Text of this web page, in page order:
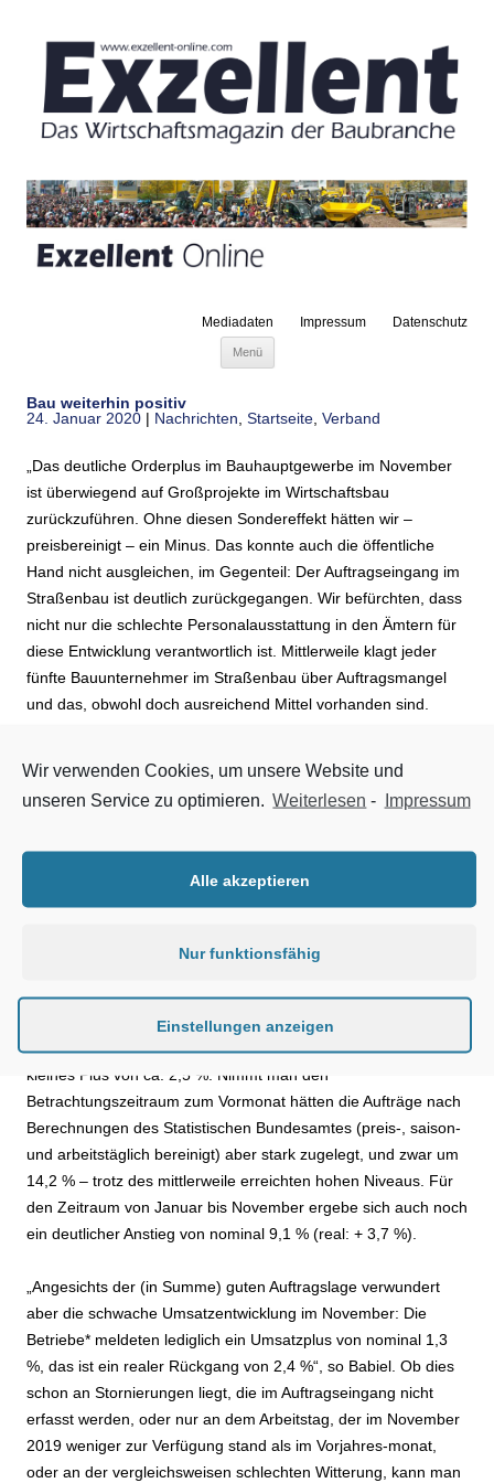
Mediadaten Impressum Datenschutz
Menü
Bau weiterhin positiv
24. Januar 2020 | Nachrichten Startseite Verband
„Das deutliche Orderplus im Bauhauptgewerbe im November
ist überwiegend auf Großprojekte im Wirtschaftsbau
zurückzuführen. Ohne diesen Sondereffekt hätten wir –
preisbereinigt – ein Minus. Das konnte auch die öffentliche
Hand nicht ausgleichen, im Gegenteil: Der Auftragseingang im
Straßenbau ist deutlich zurückgegangen. Wir befürchten, dass
nicht nur die schlechte Personalausstattung in den Ämtern für
diese Entwicklung verantwortlich ist. Mittlerweile klagt jeder
fünfte Bauunternehmer im Straßenbau über Auftragsmangel
und das, obwohl doch ausreichend Mittel vorhanden sind.
nicht haltbar.“ Mit diesen Worten kommentierte der
Hauptgeschäftsführer des Hauptverbandes der Deutschen
hätten ein Orderplus von nominal 10,3 % (real: + 6,3 %)
gemeldet. Um die Großprojekte im Wirtschafsbau – hierzu
zähle auch die Bahn – bereinigt, ergebe sich aber nur noch ein
kleines Plus von ca. 2,5 %. Nimmt man den
Betrachtungszeitraum zum Vormonat hätten die Aufträge nach
Berechnungen des Statistischen Bundesamtes (preis-, saison-
und arbeitstäglich bereinigt) aber stark zugelegt, und zwar um
14,2 % – trotz des mittlerweile erreichten hohen Niveaus. Für
den Zeitraum von Januar bis November ergebe sich auch noch
ein deutlicher Anstieg von nominal 9,1 % (real: + 3,7 %).
„Angesichts der (in Summe) guten Auftragslage verwundert
aber die schwache Umsatzentwicklung im November: Die
Betriebe* meldeten lediglich ein Umsatzplus von nominal 1,3
%, das ist ein realer Rückgang von 2,4 %“, so Babiel. Ob dies
schon an Stornierungen liegt, die im Auftragseingang nicht
erfasst werden, oder nur an dem Arbeitstag, der im November
2019 weniger zur Verfügung stand als im Vorjahres-monat,
oder an der vergleichsweisen schlechten Witterung, kann man
Wir verwenden Cookies, um unsere Website und
unseren Service zu optimieren. Weiterlesen - Impressum
Alle akzeptieren
Nur funktionsfähig
Einstellungen anzeigen